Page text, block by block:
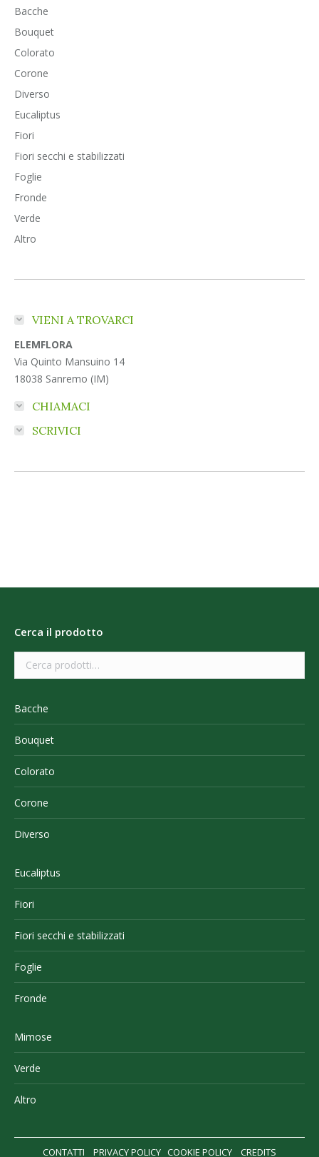
Bacche
Bouquet
Colorato
Corone
Diverso
Eucaliptus
Fiori
Fiori secchi e stabilizzati
Foglie
Fronde
Verde
Altro
VIENI A TROVARCI
ELEMFLORA
Via Quinto Mansuino 14
18038 Sanremo (IM)
CHIAMACI
SCRIVICI
Cerca il prodotto
Bacche
Bouquet
Colorato
Corone
Diverso
Eucaliptus
Fiori
Fiori secchi e stabilizzati
Foglie
Fronde
Mimose
Verde
Altro
CONTATTI PRIVACY POLICY COOKIE POLICY CREDITS